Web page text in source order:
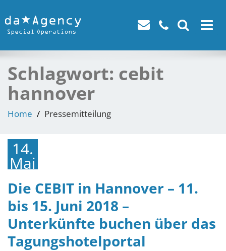
Toggle
Schlagwort: cebit
hannover
Home Pressemitteilung
14.
Mai
2018
Die CEBIT in Hannover – 11.
bis 15. Juni 2018 –
Unterkünfte buchen über das
Tagungshotelportal